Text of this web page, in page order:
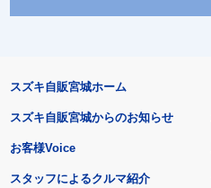
スズキ自販宮城ホーム
スズキ自販宮城からのお知らせ
お客様Voice
スタッフによるクルマ紹介